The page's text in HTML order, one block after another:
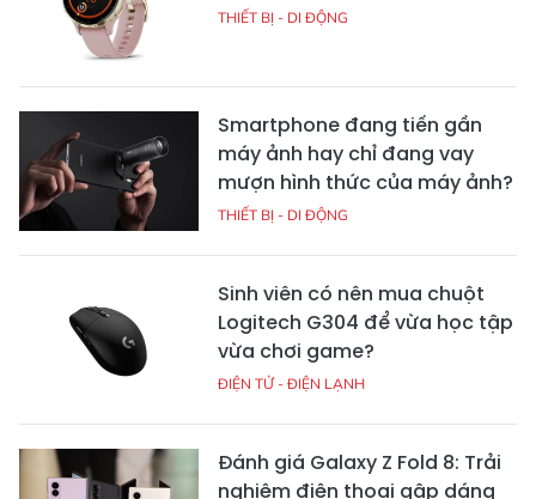
THIẾT BỊ - DI ĐỘNG
Smartphone đang tiến gần
máy ảnh hay chỉ đang vay
mượn hình thức của máy ảnh?
THIẾT BỊ - DI ĐỘNG
Sinh viên có nên mua chuột
Logitech G304 để vừa học tập
vừa chơi game?
ĐIỆN TỬ - ĐIỆN LẠNH
Đánh giá Galaxy Z Fold 8: Trải
nghiệm điện thoại gập dáng